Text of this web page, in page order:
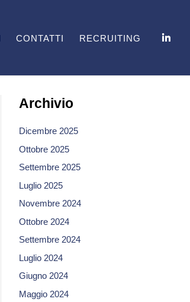
CONTATTI RECRUITING
Archivio
Dicembre 2025
Ottobre 2025
Settembre 2025
Luglio 2025
Novembre 2024
Ottobre 2024
Settembre 2024
Luglio 2024
Giugno 2024
Maggio 2024